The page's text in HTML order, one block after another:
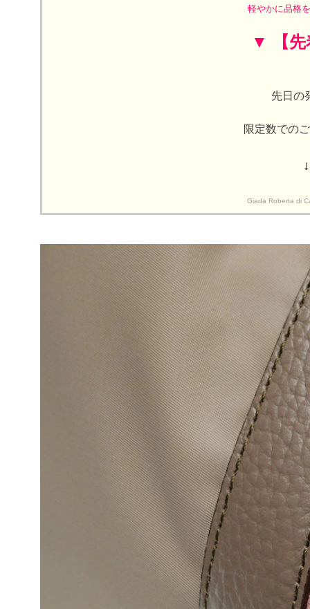
軽やかに品格
▼ 【先
先日の
限定数での
Giada Roberta di